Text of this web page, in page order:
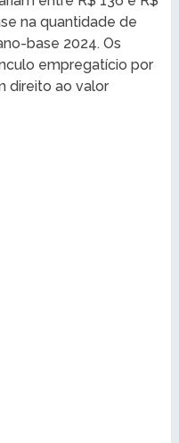
na quantidade de
base 2024. Os
empregatício por
direito ao valor